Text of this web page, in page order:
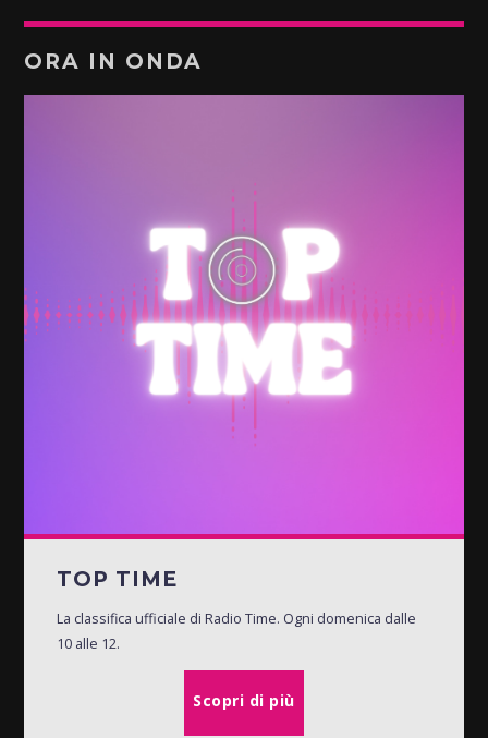
ORA IN ONDA
TOP TIME
La classifica ufficiale di Radio Time. Ogni domenica dalle
10 alle 12.
Scopri di più